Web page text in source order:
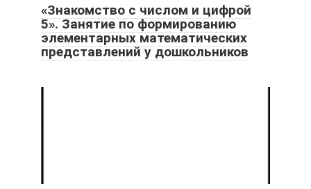
«Знакомство с числом и цифрой
5». Занятие по формированию
элементарных математических
представлений у дошкольников